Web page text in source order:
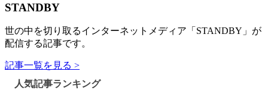
STANDBY
世の中を切り取るインターネットメディア「STANDBY」が
配信する記事です。
記事一覧を見る >
人気記事ランキング